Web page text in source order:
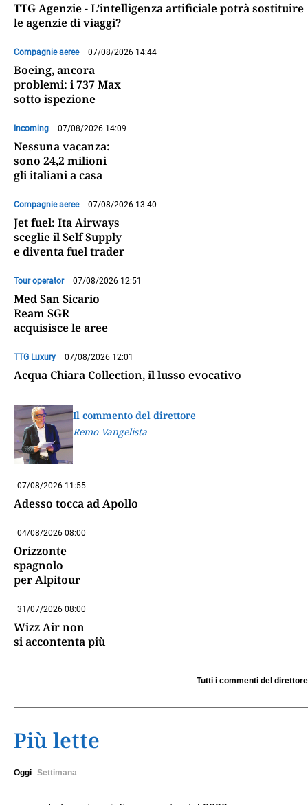
TTG Agenzie - L’intelligenza artificiale potrà sostituire
le agenzie di viaggi?
Compagnie aeree 07/08/2026 14:44
Boeing, ancora
problemi: i 737 Max
sotto ispezione
Incoming 07/08/2026 14:09
Nessuna vacanza:
sono 24,2 milioni
gli italiani a casa
Compagnie aeree 07/08/2026 13:40
Jet fuel: Ita Airways
sceglie il Self Supply
e diventa fuel trader
Tour operator 07/08/2026 12:51
Med San Sicario
Ream SGR
acquisisce le aree
TTG Luxury 07/08/2026 12:01
Acqua Chiara Collection, il lusso evocativo
Il commento del direttore
Remo Vangelista
07/08/2026 11:55
Adesso tocca ad Apollo
04/08/2026 08:00
Orizzonte
spagnolo
per Alpitour
31/07/2026 08:00
Wizz Air non
si accontenta più
Tutti i commenti del direttore
Più lette
Oggi Settimana